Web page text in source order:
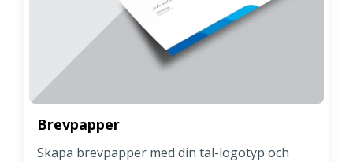
Brevpapper
Skapa brevpapper med din tal-logotyp och